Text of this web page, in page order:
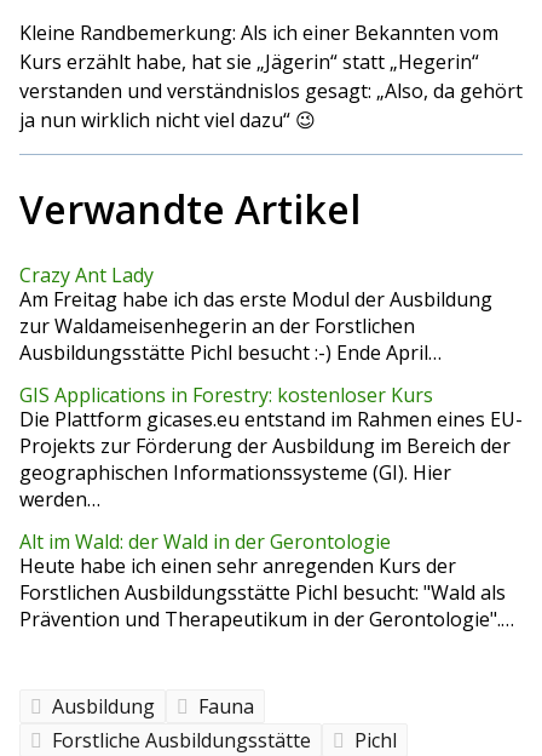
Kleine Randbemerkung: Als ich einer Bekannten vom
Kurs erzählt habe, hat sie „Jägerin“ statt „Hegerin“
verstanden und verständnislos gesagt: „Also, da gehört
ja nun wirklich nicht viel dazu“ 😉
Verwandte Artikel
Crazy Ant Lady
Am Freitag habe ich das erste Modul der Ausbildung
zur Waldameisenhegerin an der Forstlichen
Ausbildungsstätte Pichl besucht :-) Ende April…
GIS Applications in Forestry: kostenloser Kurs
Die Plattform gicases.eu entstand im Rahmen eines EU-
Projekts zur Förderung der Ausbildung im Bereich der
geographischen Informationssysteme (GI). Hier
werden…
Alt im Wald: der Wald in der Gerontologie
Heute habe ich einen sehr anregenden Kurs der
Forstlichen Ausbildungsstätte Pichl besucht: "Wald als
Prävention und Therapeutikum in der Gerontologie".…
Ausbildung
Fauna
Forstliche Ausbildungsstätte
Pichl